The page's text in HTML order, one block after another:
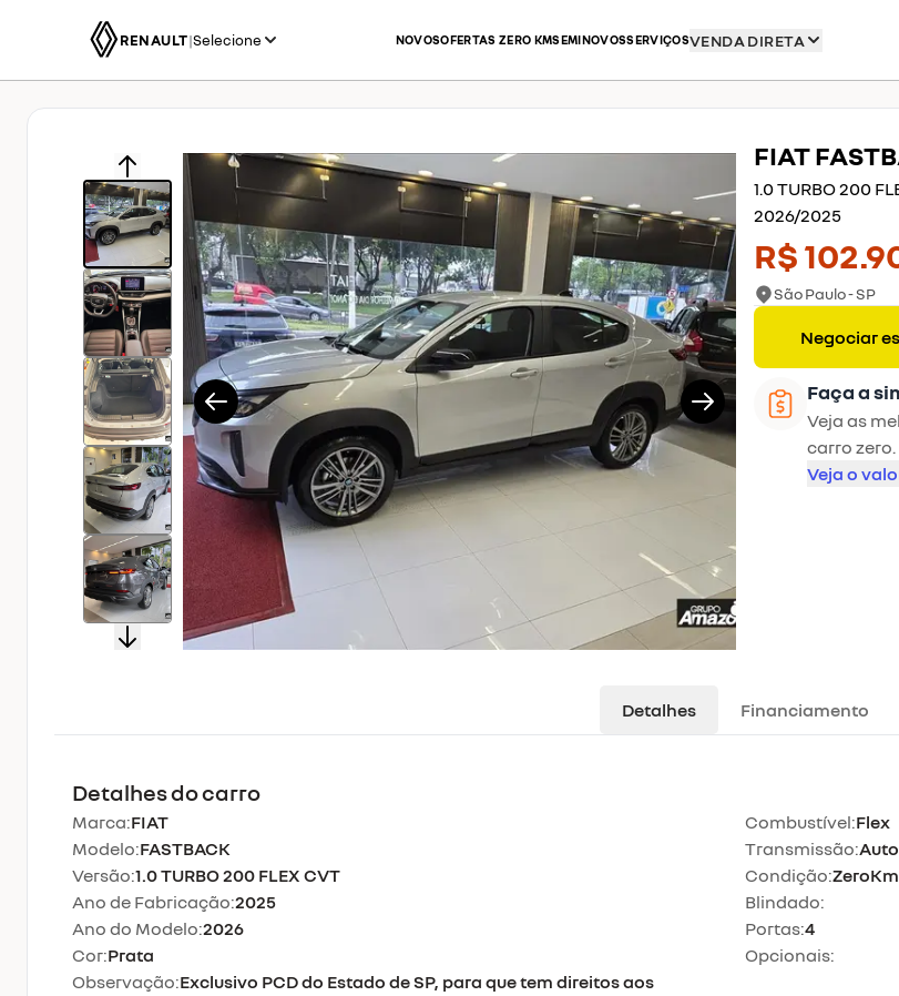
RENAULT|Selecione NOVOSOFERTAS ZERO KMSEMINOVOSSERVIÇOSVENDA DIRETA
FIAT
1.0 TURBO 200
2026/2025
R$
São Paulo - SP
Negociar
Faça a
Veja as
carro zero.
Veja o
Detalhes Financiamento
Detalhes do carro
Marca:FIAT
Modelo:FASTBACK
Versão:1.0 TURBO 200 FLEX CVT
Ano de Fabricação:2025
Ano do Modelo:2026
Cor:Prata
Observação:Exclusivo PCD do Estado de SP, para que tem direitos aos
Combustível:Flex
Transmissão:
Condição:ZeroKm
Blindado:
Portas:4
Opcionais: